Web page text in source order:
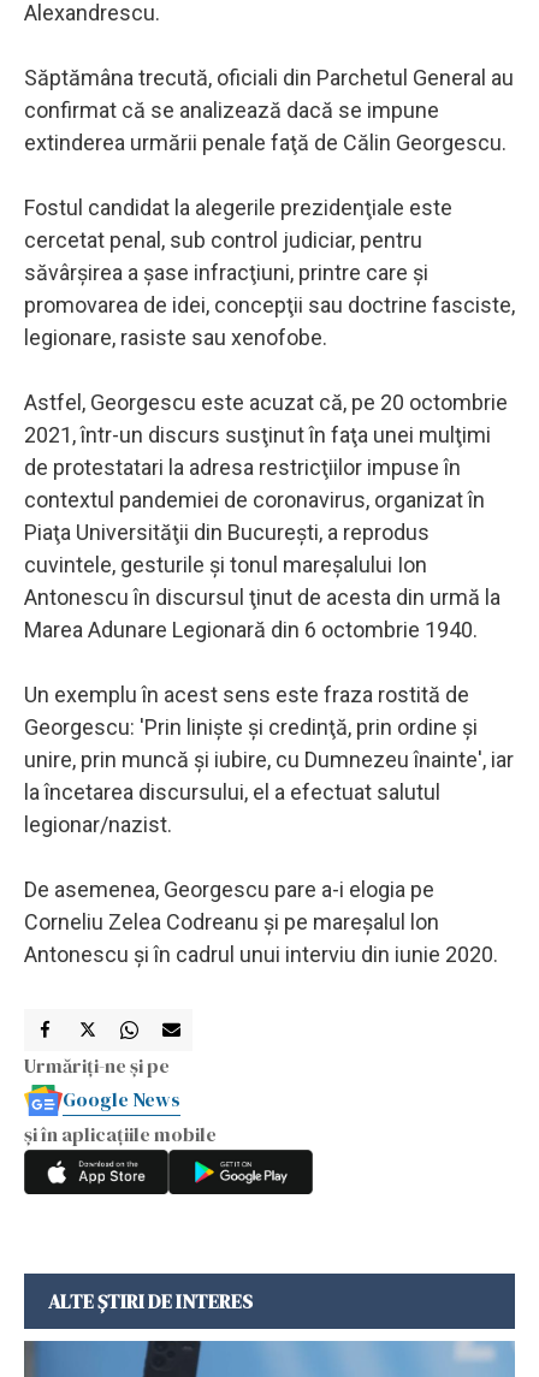
Alexandrescu.
Săptămâna trecută, oficiali din Parchetul General au
confirmat că se analizează dacă se impune
extinderea urmării penale faţă de Călin Georgescu.
Fostul candidat la alegerile prezidenţiale este
cercetat penal, sub control judiciar, pentru
săvârşirea a şase infracţiuni, printre care şi
promovarea de idei, concepţii sau doctrine fasciste,
legionare, rasiste sau xenofobe.
Astfel, Georgescu este acuzat că, pe 20 octombrie
2021, într-un discurs susţinut în faţa unei mulţimi
de protestatari la adresa restricţiilor impuse în
contextul pandemiei de coronavirus, organizat în
Piaţa Universităţii din Bucureşti, a reprodus
cuvintele, gesturile şi tonul mareşalului Ion
Antonescu în discursul ţinut de acesta din urmă la
Marea Adunare Legionară din 6 octombrie 1940.
Un exemplu în acest sens este fraza rostită de
Georgescu: 'Prin linişte şi credinţă, prin ordine şi
unire, prin muncă şi iubire, cu Dumnezeu înainte', iar
la încetarea discursului, el a efectuat salutul
legionar/nazist.
De asemenea, Georgescu pare a-i elogia pe
Corneliu Zelea Codreanu şi pe mareşalul lon
Antonescu şi în cadrul unui interviu din iunie 2020.
Urmăriți-ne și pe
Google News
și în aplicațiile mobile
ALTE ȘTIRI DE INTERES